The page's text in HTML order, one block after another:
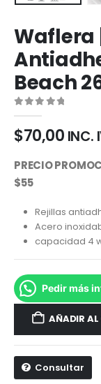
Waflera
Beach
0out of 5
$70,00 INC.
PRECIO
$55
Rejillas
Acero
capacidad 4
Pedir más
AÑADIR
Consultar